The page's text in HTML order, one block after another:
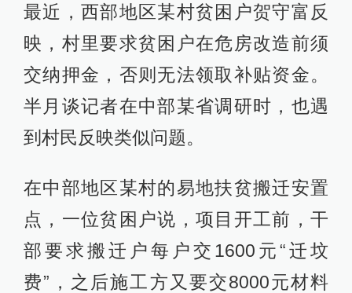
最近，西部地区某村贫困户贺守富反
映，村里要求贫困户在危房改造前须
交纳押金，否则无法领取补贴资金。
半月谈记者在中部某省调研时，也遇
到村民反映类似问题。
在中部地区某村的易地扶贫搬迁安置
点，一位贫困户说，项目开工前，干
部要求搬迁户每户交1600元“迁坟
费”，之后施工方又要交8000元材料